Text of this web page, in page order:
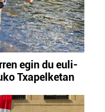
egin du euli-
Txapelketan